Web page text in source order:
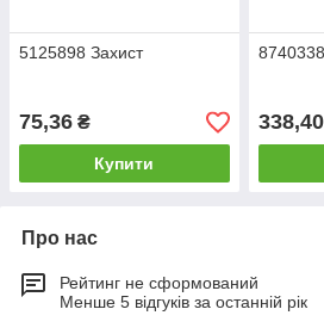
5125898 Захист
75,36 ₴
Купити
338,40
Про нас
Рейтинг не сформований
Менше 5 відгуків за останній рік